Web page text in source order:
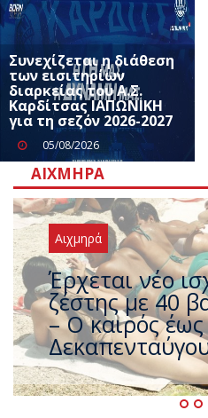
Συνεχίζεται η διάθεση
των εισιτηρίων
διαρκείας του Α.Σ.
Καρδίτσας ΙΑΠΩΝΙΚΗ
για τη σεζόν 2026-2027
05/08/2026
ΑΙΧΜΗΡΆ
Αιχμηρά
Άφαντος ο
που η χώρα